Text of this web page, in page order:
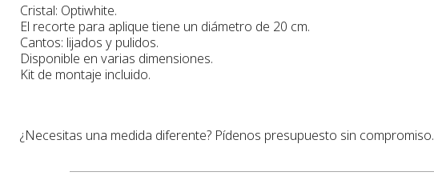
Cristal: Optiwhite.
El recorte para aplique tiene un diámetro de 20 cm.
Cantos: lijados y pulidos.
Disponible en varias dimensiones.
Kit de montaje incluido.
¿Necesitas una medida diferente? Pídenos presupuesto sin compromiso.